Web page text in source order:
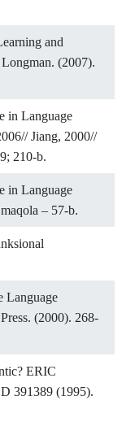
and
(2007).
in Language
Jiang, 2000//
210-b.
in Language
– 57-b.
Language
(2000). 268-
ERIC
391389 (1995).